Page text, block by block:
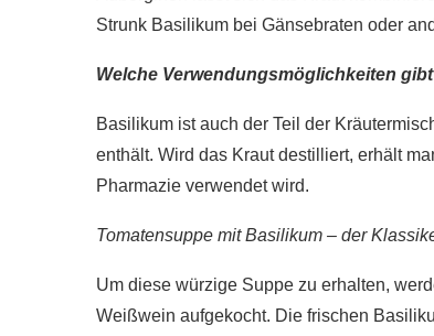
Strunk Basilikum bei Gänsebraten oder
Welche Verwendungsmöglichkeiten
Basilikum ist auch der Teil der
enthält. Wird das Kraut destilliert, erhält
Pharmazie verwendet wird.
Tomatensuppe mit Basilikum – der
Um diese würzige Suppe zu erhalten,
Weißwein aufgekocht. Die frischen